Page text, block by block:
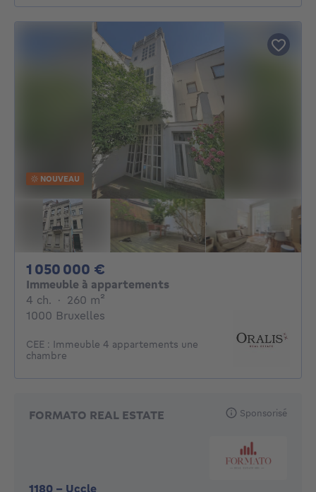
NOUVEAU
1 050 000 €
Immeuble à appartements
4 ch. 4 chambres
· 260 m²
1000 Bruxelles
CEE : Immeuble 4 appartements une
chambre
FORMATO REAL ESTATE
1180 - Uccle
Sponsorisé